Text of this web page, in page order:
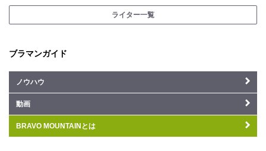
ライター一覧
ブラマンガイド
ノウハウ
動画
BRAVO MOUNTAINとは